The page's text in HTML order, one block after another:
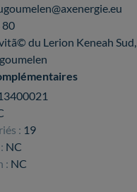
80
du Lerion Keneah Sud,
: 19
NC
: NC